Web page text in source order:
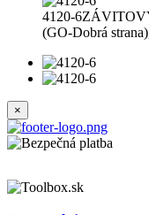
4120-
(GO-Dobrá
×